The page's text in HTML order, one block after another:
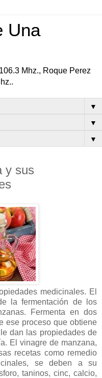
Una
Mhz., Roque Perez
▼
▼
▼
y sus
medicinales. El
la fermentación de los
Fermenta en dos
ese proceso que obtiene
dan las propiedades de
El vinagre de manzana,
recetas como remedio
se deben a su
taninos, cinc, calcio,